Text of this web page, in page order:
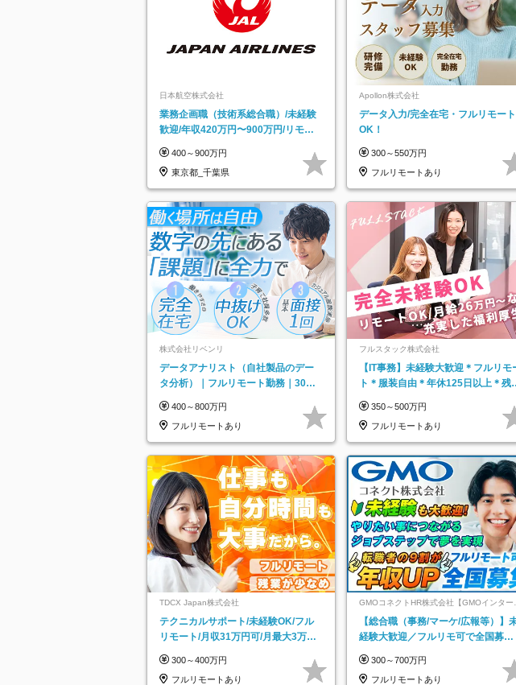
日本航空株式会社
業務企画職（技術系総合職）/未経験
歓迎/年収420万円〜900万円/リモー
400～900万円
東京都_千葉県
Apollon株式会社
データ入力/完全在宅・フルリモート
OK！
300～550万円
フルリモートあり
株式会社リベンリ
データアナリスト（自社製品のデー
タ分析）｜フルリモート勤務｜30代
員多数活躍
400～800万円
フルリモートあり
フルスタック株式会社
【IT事務】未経験大歓迎＊フルリモ
ト＊服装自由＊年休125日以上＊残
350～500万円
フルリモートあり
TDCX Japan株式会社
テクニカルサポート/未経験OK/フル
リモート/月収31万円可/月最大3万の
300～400万円
フルリモートあり
GMOコネクトHR株式会社【GMOインター
ットグループ】
【総合職（事務/マーケ/広報等）】
経験大歓迎／フルリモ可で全国募
★
300～700万円
フルリモートあり